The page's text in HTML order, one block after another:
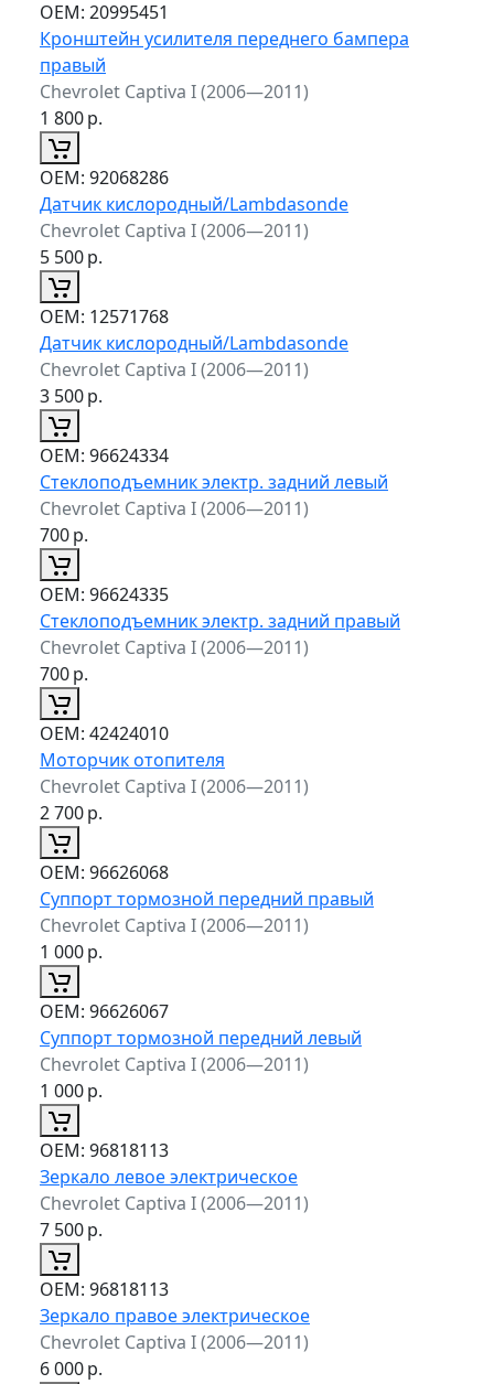
ОЕМ: 20995451
Кронштейн усилителя переднего бампера
правый
Chevrolet Captiva I (2006—2011)
1 800р.
ОЕМ: 92068286
Датчик кислородный/Lambdasonde
Chevrolet Captiva I (2006—2011)
5 500р.
ОЕМ: 12571768
Датчик кислородный/Lambdasonde
Chevrolet Captiva I (2006—2011)
3 500р.
ОЕМ: 96624334
Стеклоподъемник электр. задний левый
Chevrolet Captiva I (2006—2011)
700р.
ОЕМ: 96624335
Стеклоподъемник электр. задний правый
Chevrolet Captiva I (2006—2011)
700р.
ОЕМ: 42424010
Моторчик отопителя
Chevrolet Captiva I (2006—2011)
2 700р.
ОЕМ: 96626068
Суппорт тормозной передний правый
Chevrolet Captiva I (2006—2011)
1 000р.
ОЕМ: 96626067
Суппорт тормозной передний левый
Chevrolet Captiva I (2006—2011)
1 000р.
ОЕМ: 96818113
Зеркало левое электрическое
Chevrolet Captiva I (2006—2011)
7 500р.
ОЕМ: 96818113
Зеркало правое электрическое
Chevrolet Captiva I (2006—2011)
6 000р.